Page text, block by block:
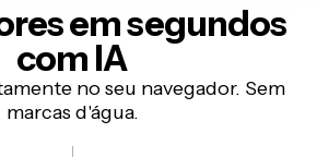
em segundos
com IA
no seu navegador. Sem
marcas d'água.